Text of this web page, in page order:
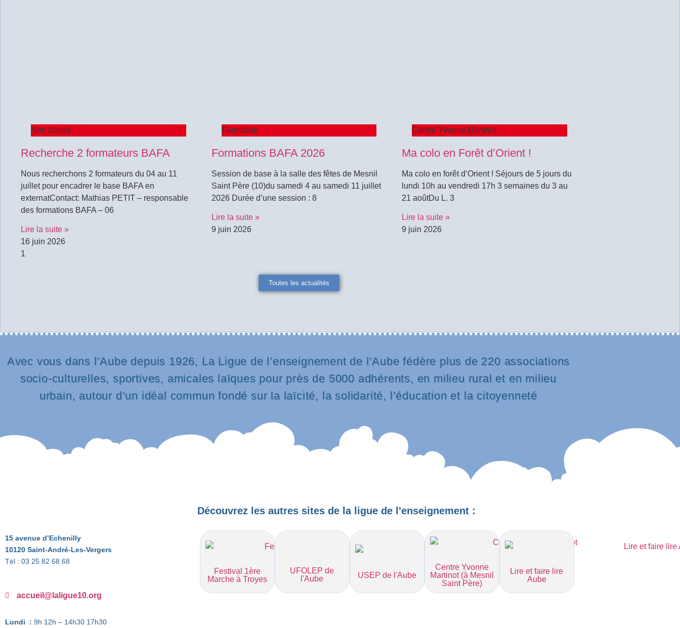
Non classé
Recherche 2 formateurs BAFA
Nous recherchons 2 formateurs du 04 au 11
juillet pour encadrer le base BAFA en
externatContact: Mathias PETIT – responsable
des formations BAFA – 06
Lire la suite »
16 juin 2026
Formation
Formations BAFA 2026
Session de base à la salle des fêtes de Mesnil
Saint Père (10)du samedi 4 au samedi 11 juillet
2026 Durée d’une session : 8
Lire la suite »
9 juin 2026
Centre Yvonne Martinot
Ma colo en Forêt d’Orient !
Ma colo en forêt d’Orient ! Séjours de 5 jours du
lundi 10h au vendredi 17h 3 semaines du 3 au
21 aoûtDu L. 3
Lire la suite »
9 juin 2026
Toutes les actualités
Avec vous dans l’Aube depuis 1926, La Ligue de l’enseignement de l’Aube fédère plus de 220 associations
socio-culturelles, sportives, amicales laïques pour près de 5000 adhérents, en milieu rural et en milieu
urbain, autour d’un idéal commun fondé sur la laïcité, la solidarité, l’éducation et la citoyenneté
15 avenue d’Echenilly
10120 Saint-André-Les-Vergers
Tél : 03 25 82 68 68
accueil@laligue10.org
Lundi : 9h 12h – 14h30 17h30
Découvrez les autres sites de la ligue de l'enseignement :
Festival 1ère
Marche à Troyes
UFOLEP de
l'Aube
USEP de l'Aube
Centre Yvonne
Martinot (à Mesnil
Saint Père)
Lire et faire lire
Aube